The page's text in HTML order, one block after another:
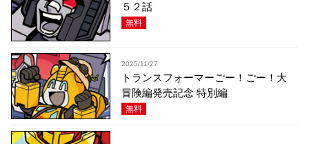
５２話
無料
2025/11/27
トランスフォーマーごー！ごー！大
冒険編発売記念 特別編
無料